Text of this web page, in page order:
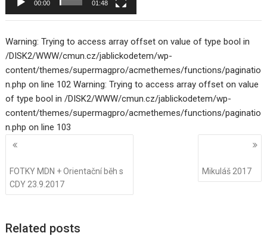
00:00 01:48
Warning: Trying to access array offset on value of type bool in
/DISK2/WWW/cmun.cz/jablickodetem/wp-
content/themes/supermagpro/acmethemes/functions/paginatio
n.php on line 102 Warning: Trying to access array offset on value
of type bool in /DISK2/WWW/cmun.cz/jablickodetem/wp-
content/themes/supermagpro/acmethemes/functions/paginatio
n.php on line 103
Navigace
příspěvky
FOTKY MDN + Orientační běh s
CDY 23.9.2017
Mikuláš 2017
Related posts